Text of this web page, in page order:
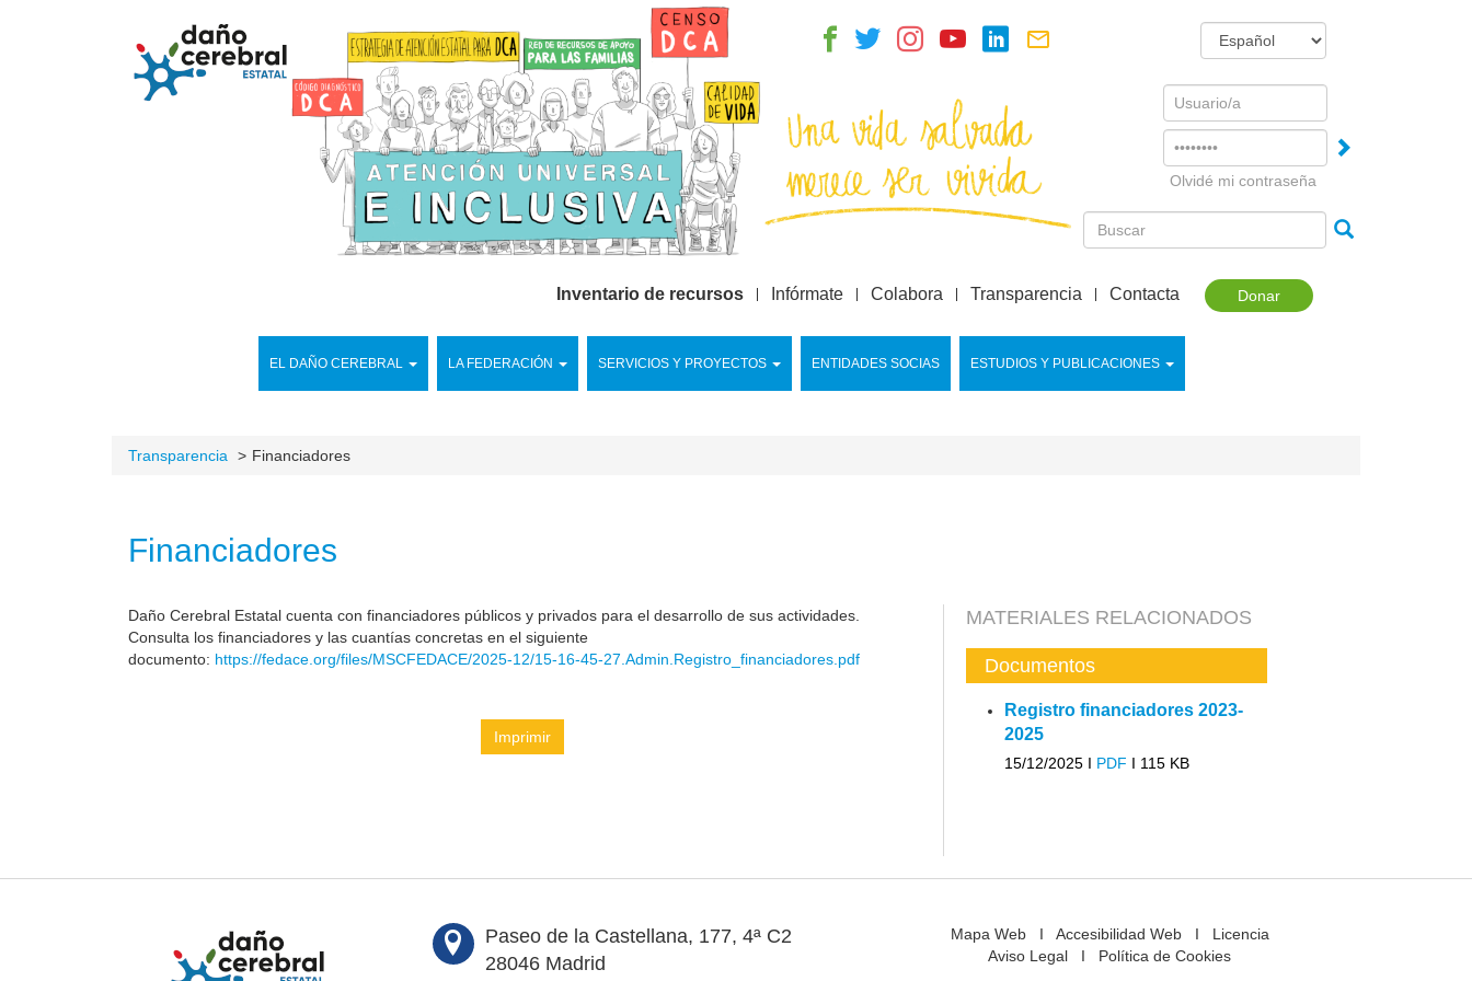
Username
Olvidé mi contraseña
Donar
EL DAÑO CEREBRAL LA FEDERACIÓN SERVICIOS Y PROYECTOS ENTIDADES SOCIAS ESTUDIOS Y PUBLICACIONES
Inventario de recursos Infórmate Colabora Transparencia Contacta
Transparencia Financiadores
Financiadores
Daño Cerebral Estatal cuenta con financiadores públicos y privados para el desarrollo de sus actividades.
Consulta los financiadores y las cuantías concretas en el siguiente
documento: https://fedace.org/files/MSCFEDACE/2025-12/15-16-45-27.Admin.Registro_financiadores.pdf
Imprimir
MATERIALES RELACIONADOS
Documentos
Registro financiadores 2023-
2025
15/12/2025 I PDF I 115 KB
Paseo de la Castellana, 177, 4ª C2
28046 Madrid
Mapa WebI Accesibilidad WebI Licencia
Aviso Legal I Política de Cookies